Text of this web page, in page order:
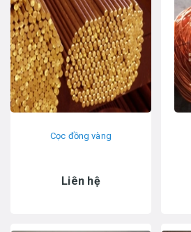
Cọc đồng vàng
Liên hệ